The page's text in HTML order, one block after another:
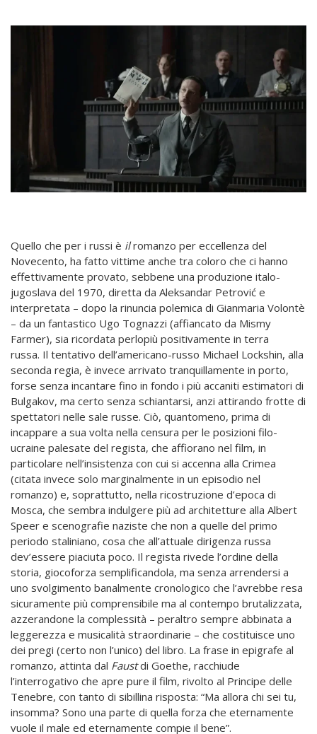
Quello che per i russi è ilromanzo per eccellenza del
Novecento, ha fatto vittime anche tra coloro che ci hanno
effettivamente provato, sebbene una produzione italo-
jugoslava del 1970, diretta da Aleksandar Petrović e
interpretata – dopo la rinuncia polemica di Gianmaria Volontè
– da un fantastico Ugo Tognazzi (affiancato da Mismy
Farmer), sia ricordata perlopiù positivamente in terra
russa. Il tentativo dell’americano-russo Michael Lockshin, alla
seconda regia, è invece arrivato tranquillamente in porto,
forse senza incantare fino in fondo i più accaniti estimatori di
Bulgakov, ma certo senza schiantarsi, anzi attirando frotte di
spettatori nelle sale russe. Ciò, quantomeno, prima di
incappare a sua volta nella censura per le posizioni filo-
ucraine palesate del regista, che affiorano nel film, in
particolare nell’insistenza con cui si accenna alla Crimea
(citata invece solo marginalmente in un episodio nel
romanzo) e, soprattutto, nella ricostruzione d’epoca di
Mosca, che sembra indulgere più ad architetture alla Albert
Speer e scenografie naziste che non a quelle del primo
periodo staliniano, cosa che all’attuale dirigenza russa
dev’essere piaciuta poco. Il regista rivede l’ordine della
storia, giocoforza semplificandola, ma senza arrendersi a
uno svolgimento banalmente cronologico che l’avrebbe resa
sicuramente più comprensibile ma al contempo brutalizzata,
azzerandone la complessità – peraltro sempre abbinata a
leggerezza e musicalità straordinarie – che costituisce uno
dei pregi (certo non l’unico) del libro. La frase in epigrafe al
romanzo, attinta dal Faustdi Goethe, racchiude
l’interrogativo che apre pure il film, rivolto al Principe delle
Tenebre, con tanto di sibillina risposta: “Ma allora chi sei tu,
insomma? Sono una parte di quella forza che eternamente
vuole il male ed eternamente compie il bene”.